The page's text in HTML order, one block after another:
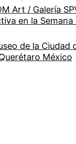
Art / Galería
en la
de la Ciudad
México